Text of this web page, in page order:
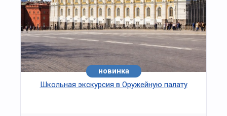
новинка
Школьная экскурсия в Оружейную палату